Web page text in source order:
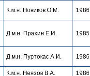
К.м.н. Новиков О.М. 1986
Д.м.н. Прахин Е.И. 1985
Д.м.н. Пуртокас А.И. 1986
К.м.н. Неязов В.А. 1986